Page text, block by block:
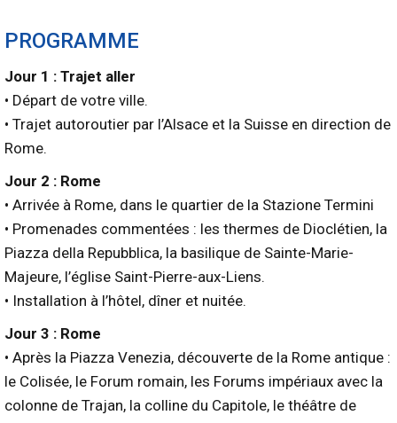
PROGRAMME
Jour 1 : Trajet aller
• Départ de votre ville.
• Trajet autoroutier par l’Alsace et la Suisse en direction de
Rome.
Jour 2 : Rome
• Arrivée à Rome, dans le quartier de la Stazione Termini
• Promenades commentées : les thermes de Dioclétien, la
Piazza della Repubblica, la basilique de Sainte-Marie-
Majeure, l’église Saint-Pierre-aux-Liens.
• Installation à l’hôtel, dîner et nuitée.
Jour 3 : Rome
• Après la Piazza Venezia, découverte de la Rome antique :
le Colisée, le Forum romain, les Forums impériaux avec la
colonne de Trajan, la colline du Capitole, le théâtre de